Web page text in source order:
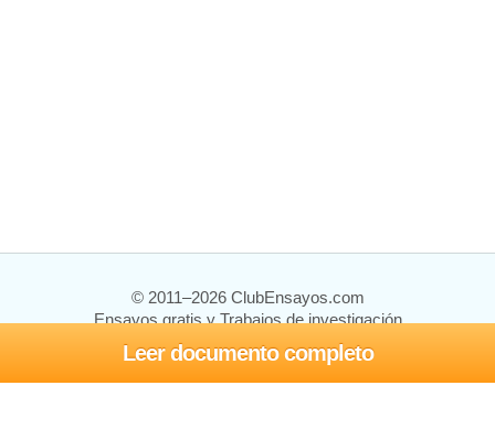
Leer documento completo
© 2011–2026 ClubEnsayos.com
Ensayos gratis y Trabajos de investigación